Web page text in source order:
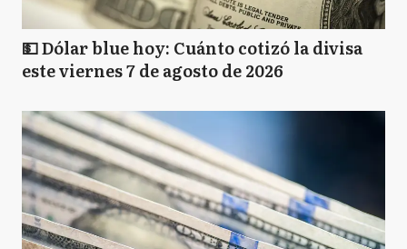
💵 Dólar blue hoy: Cuánto cotizó la divisa
este viernes 7 de agosto de 2026